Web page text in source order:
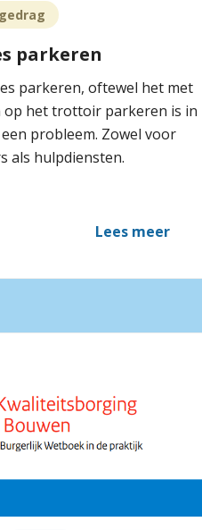
parkeren
parkeren, oftewel het met
op het trottoir parkeren is in
probleem. Zowel voor
als hulpdiensten.
Lees meer